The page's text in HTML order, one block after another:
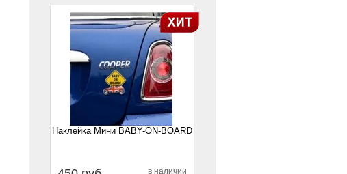
Наклейка Мини BABY-ON-BOARD
1
в наличии